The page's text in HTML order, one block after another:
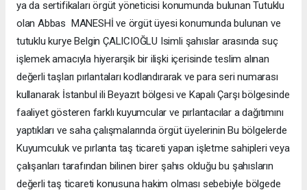
ya da sertifikaları örgüt yöneticisi konumunda bulunan Tutuklu
olan Abbas MANESHİ ve örgüt üyesi konumunda bulunan ve
tutuklu kurye Belgin ÇALICIOĞLU Isimli şahıslar arasında suç
işlemek amacıyla hiyerarşik bir ilişki içerisinde teslim alınan
değerli taşları pırlantaları kodlandırarak ve para seri numarası
kullanarak İstanbul ili Beyazıt bölgesi ve Kapalı Çarşı bölgesinde
faaliyet gösteren farklı kuyumcular ve pırlantacılar a dağıtımını
yaptıkları ve saha çalışmalarında örgüt üyelerinin Bu bölgelerde
Kuyumculuk ve pırlanta taş ticareti yapan işletme sahipleri veya
çalışanları tarafından bilinen birer şahıs olduğu bu şahısların
değerli taş ticareti konusuna hakim olması sebebiyle bölgede